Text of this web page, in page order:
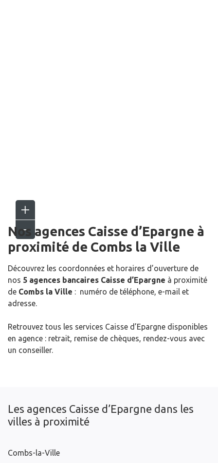
Nos agences Caisse d’Epargne à
proximité de Combs la Ville
Découvrez les coordonnées et horaires d’ouverture de
nos 5 agences bancaires Caisse d’Epargne à proximité
de Combs la Ville : numéro de téléphone, e-mail et
adresse.
Retrouvez tous les services Caisse d’Epargne disponibles
en agence : retrait, remise de chèques, rendez-vous avec
un conseiller.
Les agences Caisse d’Epargne dans les
villes à proximité
Combs-la-Ville